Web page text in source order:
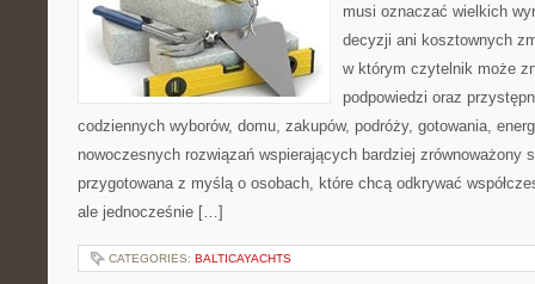
musi oznaczać wielkich
decyzji ani kosztownych
w którym czytelnik może
podpowiedzi oraz
codziennych wyborów, domu, zakupów, podróży, gotowania,
nowoczesnych rozwiązań wspierających bardziej zrównoważony
przygotowana z myślą o osobach, które chcą odkrywać
ale jednocześnie […]
CATEGORIES: BALTICAYACHTS